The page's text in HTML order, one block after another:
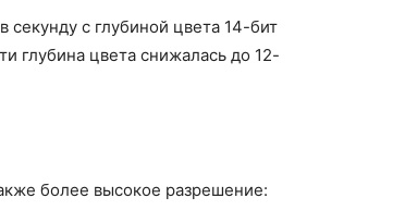
с глубиной цвета 14-бит
глубина цвета снижалась до 12-
более высокое разрешение: